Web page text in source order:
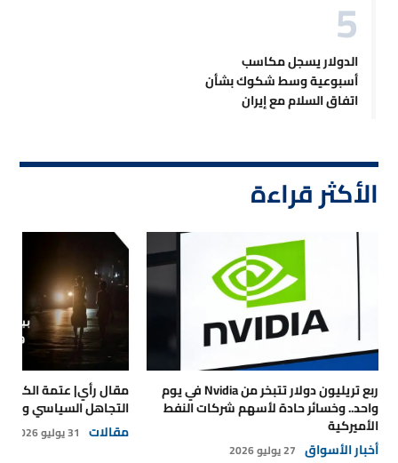
الدولار يسجل مكاسب
أسبوعية وسط شكوك بشأن
اتفاق السلام مع إيران
الأكثر قراءة
ربع تريليون دولار تتبخر من Nvidia في يوم
واحد.. وخسائر حادة لأسهم شركات النفط
الأميركية
أخبار الأسواق 27 يوليو 2026
مقال رأي| عتمة
التجاهل السياسي
مقالات 31 يوليو 2026